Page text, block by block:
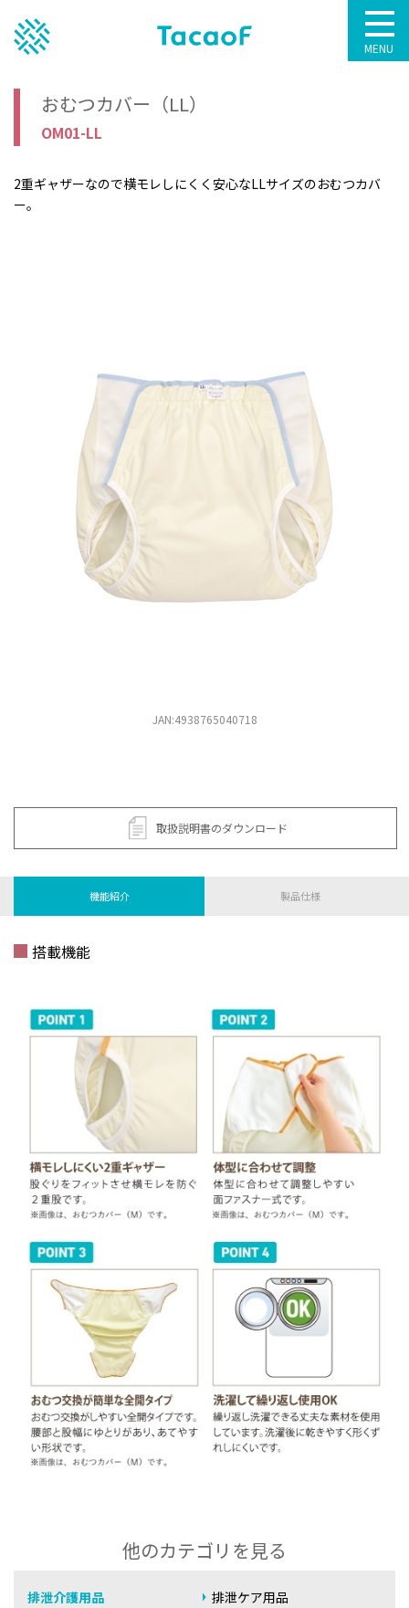
MENU
おむつカバー（LL）
OM01-LL
2重ギャザーなので横モレしにくく安心なLLサイズのおむつカバ
ー。
取扱説明書のダウンロード
JAN:4938765040718
機能紹介 製品仕様
搭載機能
他のカテゴリを見る
排泄介護用品
排泄ケア用品